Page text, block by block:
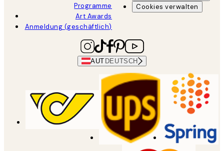
Programme
Art Awards
Anmeldung (geschäftlich)
Cookies verwalten
AUT DEUTSCH